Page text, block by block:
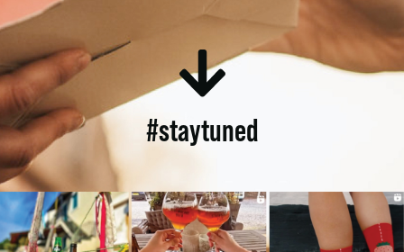
#staytuned